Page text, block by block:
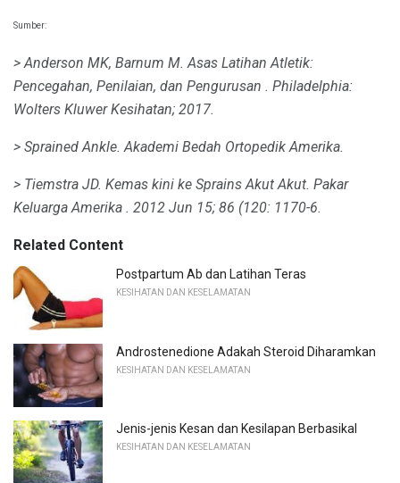
Sumber:
> Anderson MK, Barnum M.Asas Latihan Atletik:
Pencegahan, Penilaian, dan Pengurusan . Philadelphia:
Wolters Kluwer Kesihatan; 2017.
> Sprained Ankle. Akademi Bedah Ortopedik Amerika.
> Tiemstra JD. Kemas kini ke Sprains Akut Akut. Pakar
Keluarga Amerika . 2012 Jun 15; 86 (120: 1170-6.
Related Content
Postpartum Ab dan Latihan Teras
KESIHATAN DAN KESELAMATAN
Androstenedione Adakah Steroid Diharamkan
KESIHATAN DAN KESELAMATAN
Jenis-jenis Kesan dan Kesilapan Berbasikal
KESIHATAN DAN KESELAMATAN